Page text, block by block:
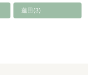
蓮田(3)